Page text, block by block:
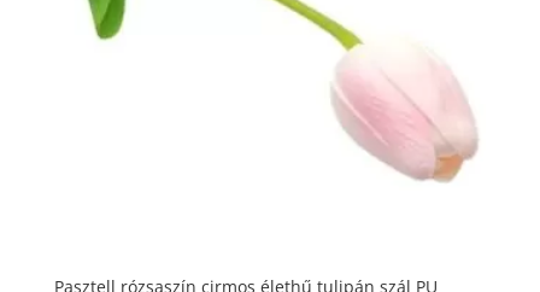
Pasztell rózsaszín cirmos élethű tulipán szál PU